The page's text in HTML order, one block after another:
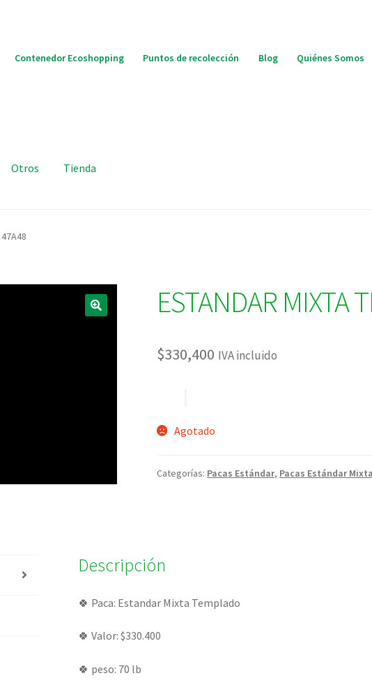
Contenedor Ecoshopping Puntos de recolección Blog Quiénes Somos
Otros Tienda
47A48
ESTANDAR MIXTA
$330,400 IVA incluido
Agotado
Categorías: Pacas Estándar, Pacas Estándar
Descripción
🍀 Paca: Estandar Mixta Templado
🍀 Valor: $330.400
🍀 peso: 70 lb